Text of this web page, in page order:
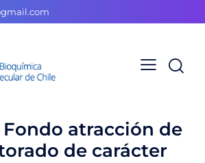
Fondo atracción de
de carácter